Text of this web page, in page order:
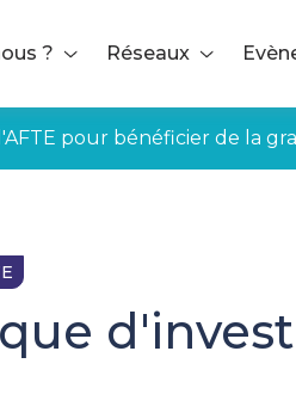
? Réseaux
pour bénéficier de la